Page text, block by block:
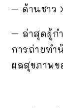
– ด้านชาว
– ล่าสุดผู้ก
การถ่ายทำ
ผลสุขภาพข